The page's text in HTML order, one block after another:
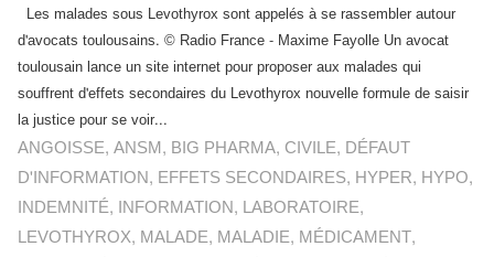
Les malades sous Levothyrox sont appelés à se rassembler autour
d'avocats toulousains. © Radio France - Maxime Fayolle Un avocat
toulousain lance un site internet pour proposer aux malades qui
souffrent d'effets secondaires du Levothyrox nouvelle formule de saisir
la justice pour se voir...
ANGOISSE,ANSM, BIG PHARMA, CIVILE, DÉFAUT
D'INFORMATION, EFFETS SECONDAIRES, HYPER, HYPO,
INDEMNITÉ, INFORMATION, LABORATOIRE,
LEVOTHYROX, MALADE, MALADIE, MÉDICAMENT,